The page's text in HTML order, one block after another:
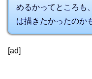
めるかってところも
は描きたかったのか
[ad]